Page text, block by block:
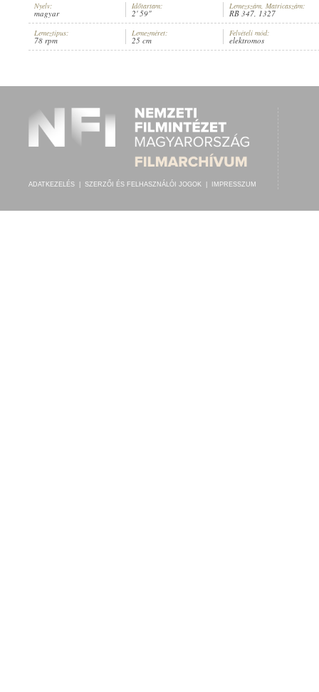
ELŐADÓ: FEKETE PÁL,RADIOLA TÁNCZENEKAR
LEMEZSZÁM:
Nyelv:
magyar
Időtartam:
2' 59"
Lemezszám, Matricaszám:
RB 347, 1327
Lemeztípus:
78 rpm
Lemezméret:
25 cm
Felvételi mód:
elektromos
ADATKEZELÉS SZERZŐI ÉS FELHASZNÁLÓI JOGOK IMPRESSZUM